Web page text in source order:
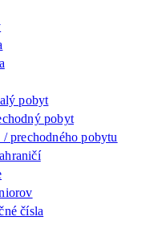
pobyt
pobyt
prechodného pobytu
čísla